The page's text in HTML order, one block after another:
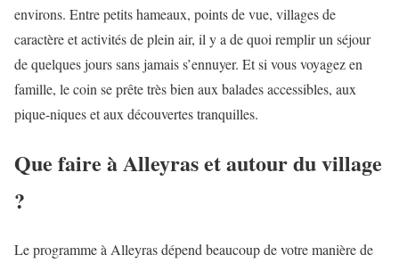
environs. Entre petits hameaux, points de vue, villages de
caractère et activités de plein air, il y a de quoi remplir un séjour
de quelques jours sans jamais s’ennuyer. Et si vous voyagez en
famille, le coin se prête très bien aux balades accessibles, aux
pique-niques et aux découvertes tranquilles.
Que faire à Alleyras et autour du village
?
Le programme à Alleyras dépend beaucoup de votre manière de